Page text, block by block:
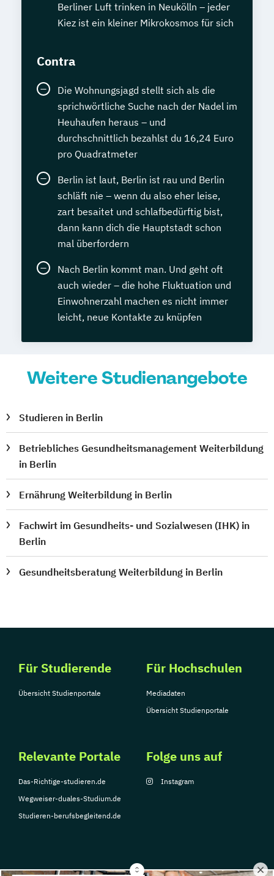
Berliner Luft trinken in Neukölln – jeder
Kiez ist ein kleiner Mikrokosmos für sich
Contra
Die Wohnungsjagd stellt sich als die
sprichwörtliche Suche nach der Nadel im
Heuhaufen heraus – und
durchschnittlich bezahlst du 16,24 Euro
pro Quadratmeter
Berlin ist laut, Berlin ist rau und Berlin
schläft nie – wenn du also eher leise,
zart besaitet und schlafbedürftig bist,
dann kann dich die Hauptstadt schon
mal überfordern
Nach Berlin kommt man. Und geht oft
auch wieder – die hohe Fluktuation und
Einwohnerzahl machen es nicht immer
leicht, neue Kontakte zu knüpfen
Weitere Studienangebote
Studieren in Berlin
Betriebliches Gesundheitsmanagement Weiterbildung
in Berlin
Ernährung Weiterbildung in Berlin
Fachwirt im Gesundheits- und Sozialwesen (IHK) in
Berlin
Gesundheitsberatung Weiterbildung in Berlin
Für Studierende
Übersicht Studienportale
Für Hochschulen
Mediadaten
Übersicht Studienportale
Relevante Portale
Das-Richtige-studieren.de
Wegweiser-duales-Studium.de
Studieren-berufsbegleitend.de
Folge uns auf
Instagram